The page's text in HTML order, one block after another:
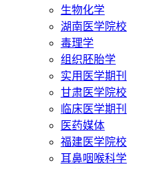
生物化学
湖南医学院校
毒理学
组织胚胎学
实用医学期刊
甘肃医学院校
临床医学期刊
医药媒体
福建医学院校
耳鼻咽喉科学